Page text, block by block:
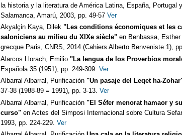
la historia y la literatura de América Latina, España, Portugal
Salamanca, Amarú, 2003, pp. 49-57 Ver
Akyalçin Kaya, Dilek "Les conditions économiques et les
saloniciens au milieu du XIXe siècle" en Benbassa,
grecque Paris, CNRS, 2014 (Cahiers Alberto Benveniste 1),
Alarcos Llorach, Emilio "La lengua de los Proverbios
Española 35 (1951), pp. 249-309. Ver
Albarral Albarral, Purificación "Un pasaje del Leqet ha-
37-38 (1988-89 = 1991), pp. 3-13. Ver
Albarral Albarral, Purificación "El Séfer menorat hamaor y
curso" en Actes del Simposi Internacional sobre Cultura
1993, pp. 224-229. Ver